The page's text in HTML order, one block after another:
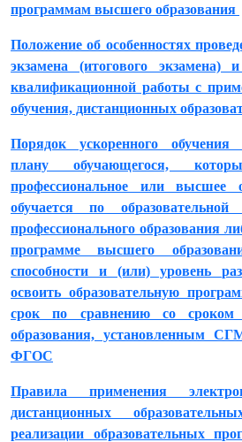
программам высшего образования
Положение об особенностях
экзамена (итогового
квалификационной работы с
обучения, дистанционных
Порядок ускоренного обучения
плану обучающегося,
профессиональное или высшее
обучается по образовательной
профессионального образования
программе высшего
способности и (или) уровень
освоить образовательную
срок по сравнению со сроком
образования, установленным
ФГОС
Правила применения
дистанционных
реализации образовательных